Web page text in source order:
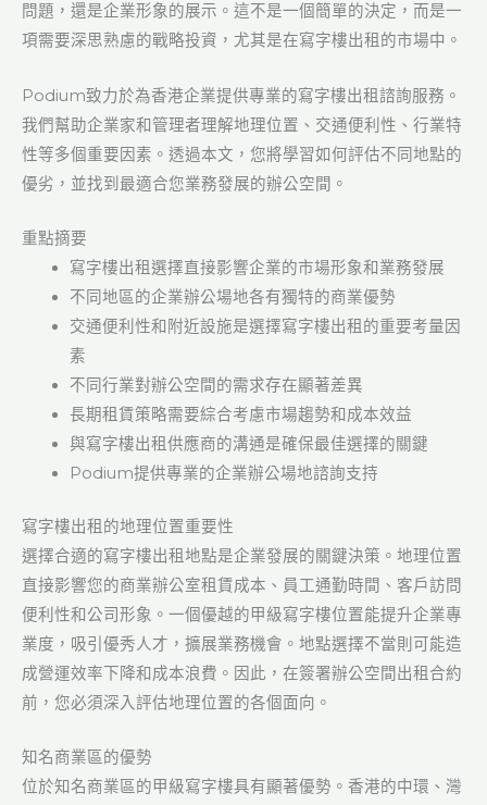
問題，還是企業形象的展示。這不是一個簡單的決定，而是一
項需要深思熟慮的戰略投資，尤其是在寫字樓出租的市場中。
Podium致力於為香港企業提供專業的寫字樓出租諮詢服務。
我們幫助企業家和管理者理解地理位置、交通便利性、行業特
性等多個重要因素。透過本文，您將學習如何評估不同地點的
優劣，並找到最適合您業務發展的辦公空間。
重點摘要
寫字樓出租選擇直接影響企業的市場形象和業務發展
不同地區的企業辦公場地各有獨特的商業優勢
交通便利性和附近設施是選擇寫字樓出租的重要考量因
素
不同行業對辦公空間的需求存在顯著差異
長期租賃策略需要綜合考慮市場趨勢和成本效益
與寫字樓出租供應商的溝通是確保最佳選擇的關鍵
Podium提供專業的企業辦公場地諮詢支持
寫字樓出租的地理位置重要性
選擇合適的寫字樓出租地點是企業發展的關鍵決策。地理位置
直接影響您的商業辦公室租賃成本、員工通勤時間、客戶訪問
便利性和公司形象。一個優越的甲級寫字樓位置能提升企業專
業度，吸引優秀人才，擴展業務機會。地點選擇不當則可能造
成營運效率下降和成本浪費。因此，在簽署辦公空間出租合約
前，您必須深入評估地理位置的各個面向。
知名商業區的優勢
位於知名商業區的甲級寫字樓具有顯著優勢。香港的中環、灣